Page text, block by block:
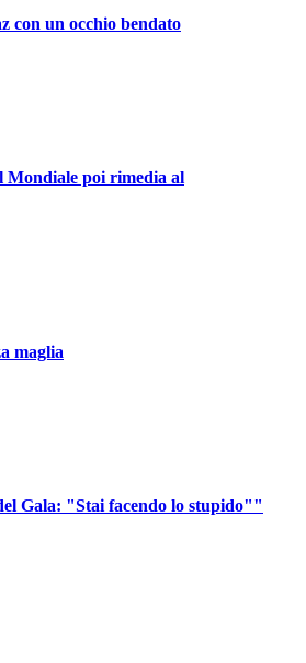
con un occhio bendato
Mondiale poi rimedia al
maglia
Gala: "Stai facendo lo stupido""